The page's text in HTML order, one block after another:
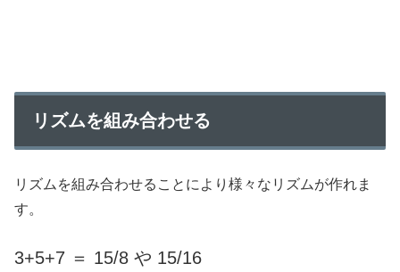
リズムを組み合わせる
リズムを組み合わせることにより様々なリズムが作れま
す。
3+5+7 ＝ 15/8 や 15/16